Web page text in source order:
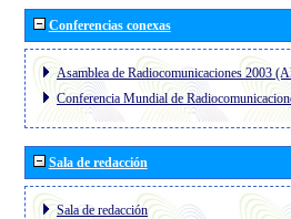
Conferencias conexas
Asamblea de Radiocomunicaciones 2003
Conferencia Mundial de
Sala de redacción
Sala de redacción